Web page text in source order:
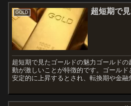
GOLD 超短期で
超短期で見たゴールドの魅力ゴールド
動が激しいことが特徴的です。ゴール
安定的に上昇するとされ、転換期や金融
資...